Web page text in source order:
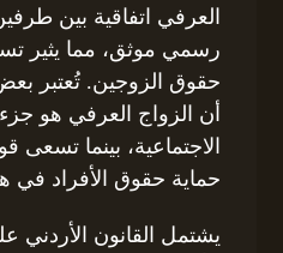
العرفي اتفاقية بين
رسمي موثق، مما يثير
حقوق الزوجين. تُعتبر
أن الزواج العرفي هو جزء
الاجتماعية، بينما تسعى
حماية حقوق الأفراد في
يشتمل القانون